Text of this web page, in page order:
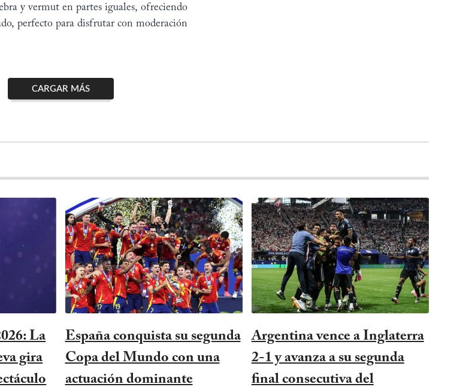
y vermut en partes iguales, ofreciendo
perfecto para disfrutar con moderación
CARGAR MÁS
La
gira
España conquista su segunda
Copa del Mundo con una
actuación dominante
Argentina vence a Inglaterra
2-1 y avanza a su segunda
final consecutiva del